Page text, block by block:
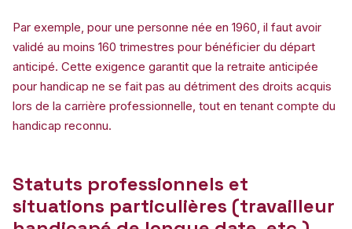
Par exemple, pour une personne née en 1960, il faut avoir
validé au moins 160 trimestres pour bénéficier du départ
anticipé. Cette exigence garantit que la retraite anticipée
pour handicap ne se fait pas au détriment des droits acquis
lors de la carrière professionnelle, tout en tenant compte du
handicap reconnu.
Statuts professionnels et
situations particulières (travailleur